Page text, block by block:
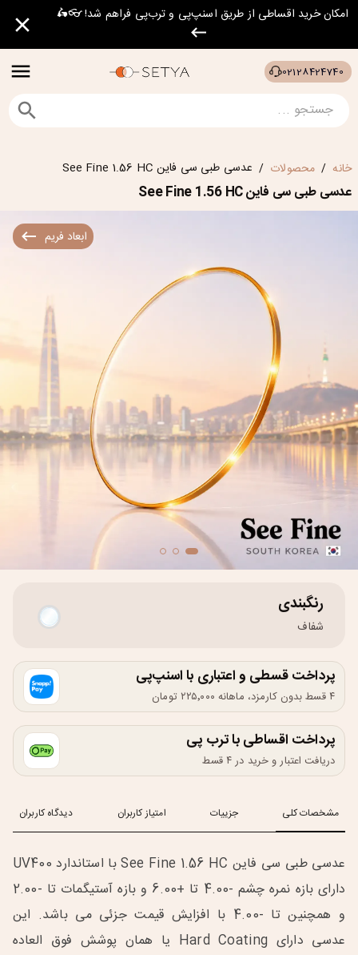
امکان خرید اقساطی از طریق اسنپ‌پی و ترب‌پی فراهم شد! 👓🛵
02128424740
خانه / محصولات / عدسی طبی سی فاین See Fine 1.56 HC
عدسی طبی سی فاین See Fine 1.56 HC
ابعاد فریم
رنگبندی
شفاف
پرداخت قسطی و اعتباری با اسنپ‌پی
۴ قسط بدون کارمزد، ماهانه ۲۲۵٬۰۰۰ تومان
پرداخت اقساطی با ترب پی
دریافت اعتبار و خرید در ۴ قسط
مشخصات کلی جزییات امتیاز کاربران دیدگاه کاربران
عدسی طبی سی فاین See Fine 1.56 HC با استاندارد UV400
دارای بازه نمره چشم -4.00 تا +6.00 و بازه آستیگمات تا -2.00
و همچنین تا -4.00 با افزایش قیمت جزئی می باشد. این
عدسی دارای Hard Coating یا همان پوشش فوق العاده